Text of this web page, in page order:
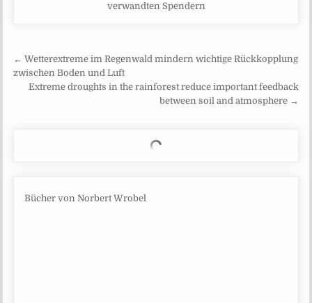
verwandten Spendern
Beitragsnavigation
← Wetterextreme im Regenwald mindern wichtige Rückkopplung
zwischen Boden und Luft
Extreme droughts in the rainforest reduce important feedback
between soil and atmosphere →
Bücher von Norbert Wrobel